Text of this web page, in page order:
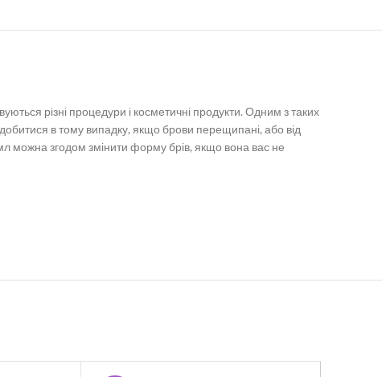
різні процедури і косметичні продукти. Одним з таких
в тому випадку, якщо брови перещипані, або від
можна згодом змінити форму брів, якщо вона вас не